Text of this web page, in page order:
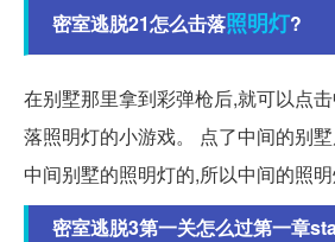
密室逃脱21怎么击落照明灯?
在别墅那里拿到彩弹枪后,就可以点
落照明灯的小游戏。 点了中间的别
中间别墅的照明灯的,所以中间的照明
密室逃脱3第一关怎么过第一章